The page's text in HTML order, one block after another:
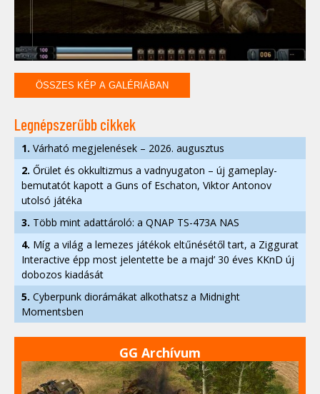
ÖSSZES KÉP A GALÉRIÁBAN
Legnépszerűbb cikkek
1. Várható megjelenések – 2026. augusztus
2. Őrület és okkultizmus a vadnyugaton – új gameplay-
bemutatót kapott a Guns of Eschaton, Viktor Antonov
utolsó játéka
3. Több mint adattároló: a QNAP TS-473A NAS
4. Míg a világ a lemezes játékok eltűnésétől tart, a Ziggurat
Interactive épp most jelentette be a majd’ 30 éves KKnD új
dobozos kiadását
5. Cyberpunk diorámákat alkothatsz a Midnight
Momentsben
GG Archívum